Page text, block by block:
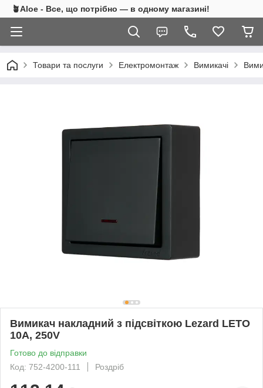
🪴Aloe - Все, що потрібно — в одному магазині!
Товари та послуги Електромонтаж Вимикачі
Вимикач накладний з підсвіткою Lezard LETO
10A, 250V
Готово до відправки
Код: 752-4200-111
Роздріб